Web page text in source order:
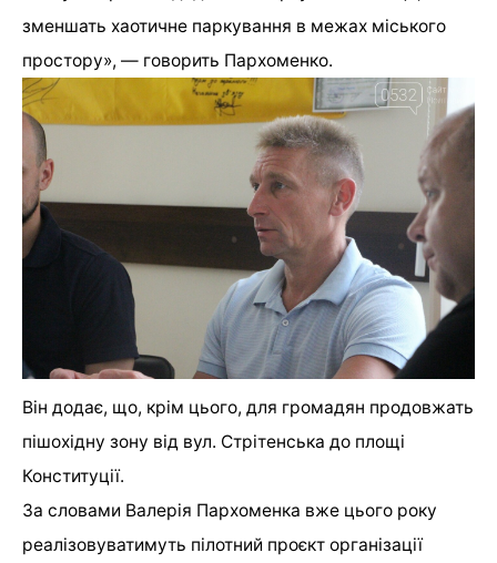
зменшать хаотичне паркування в межах міського
простору», — говорить Пархоменко.
Він додає, що, крім цього, для громадян продовжать
пішохідну зону від вул. Стрітенська до площі
Конституції.
За словами Валерія Пархоменка вже цього року
реалізовуватимуть пілотний проєкт організації